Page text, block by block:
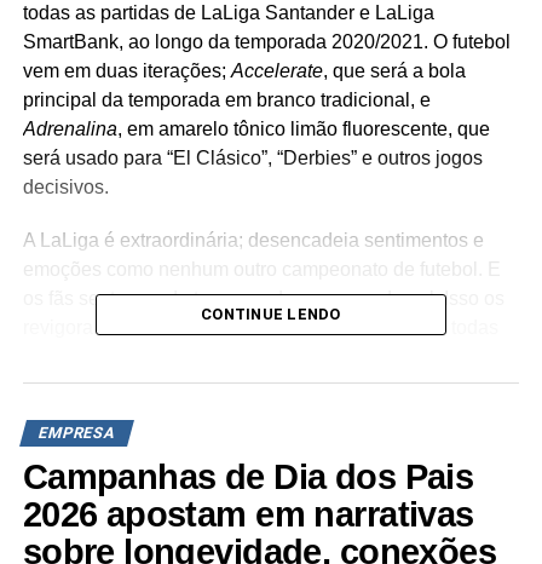
todas as partidas de LaLiga Santander e LaLiga
SmartBank, ao longo da temporada 2020/2021. O futebol
vem em duas iterações; Accelerate, que será a bola
principal da temporada em branco tradicional, e
Adrenalina, em amarelo tônico limão fluorescente, que
será usado para “El Clásico”, “Derbies” e outros jogos
decisivos.
A LaLiga é extraordinária; desencadeia sentimentos e
emoções como nenhum outro campeonato de futebol. E
os fãs sentem cada toque, cada passe, cada gol. Isso os
revigora e os coloca à beira de seus assentos em todas
capturar e ampliar esses momentos incríveis e seguindo
A bola acelera os batimentos cardíacos dos torcedores
com a ação em campo, e produz adrenalina em seus
corpos à medida que sua paixão flui por suas veias. Isso
não é apenas futebol, é a LaLiga.
CONTINUE LENDO
EMPRESA
Campanhas de Dia dos Pais
2026 apostam em narrativas
sobre longevidade, conexões